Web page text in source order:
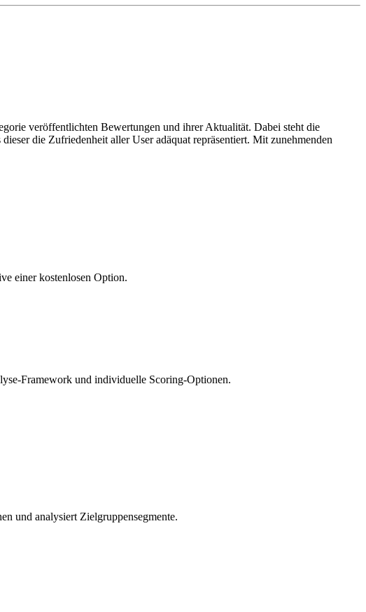
veröffentlichten Bewertungen und ihrer Aktualität. Dabei steht die
die Zufriedenheit aller User adäquat repräsentiert. Mit zunehmenden
einer kostenlosen Option.
Framework und individuelle Scoring-Optionen.
und analysiert Zielgruppensegmente.